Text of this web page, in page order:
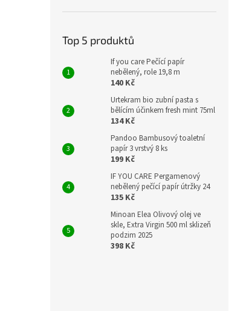
Top 5 produktů
If you care Pečící papír
nebělený, role 19,8 m
140 Kč
Urtekram bio zubní pasta s
bělícím účinkem fresh mint 75ml
134 Kč
Pandoo Bambusový toaletní
papír 3 vrstvý 8 ks
199 Kč
IF YOU CARE Pergamenový
nebělený pečící papír útržky 24
135 Kč
Minoan Elea Olivový olej ve
skle, Extra Virgin 500 ml sklizeň
podzim 2025
398 Kč